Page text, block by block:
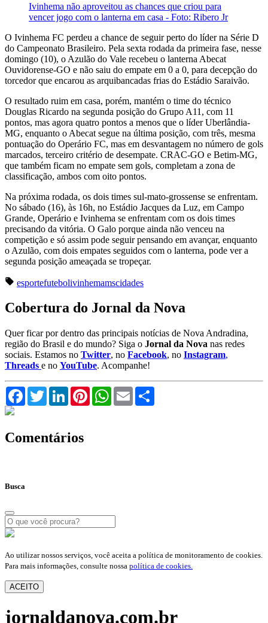
Ivinhema não aproveitou as chances que criou para
vencer jogo com o lanterna em casa - Foto: Ribero Jr
O Ivinhema FC perdeu a chance de seguir perto do líder na Série D
do Campeonato Brasileiro. Pela sexta rodada da primeira fase, nesse
domingo (10), o Azulão do Vale recebeu o lanterna Abecat
Ouvidorense-GO e não saiu do empate em 0 a 0, para decepção do
torcedor que encarou as arquibancadas frias do Estádio Saraivão.
O resultado ruim em casa, porém, mantém o time do técnico
Douglas Ricardo na segunda posição do Grupo A11, com 11
pontos, mas agora quatro pontos a menos que o líder Uberlândia-
MG, enquanto o Abecat segue na última posição, com três, mesma
pontuação do Operário FC, mas em desvantagem no número de gols
marcados, terceiro critério de desempate. CRAC-GO e Betim-MG,
que também ficam no empate sem gols, completam a zona de
classificação, ambos com oito pontos.
Na próxima rodada, os dois times sul-mato-grossense se enfrentam.
No sábado (16), às 16h, no Estádio Jacques da Luz, em Campo
Grande, Operário e Ivinhema se enfrentam com os dois times
precisando da vitória. O Galo porque ainda não venceu na
competição e só assim pode seguir pensando em avançar, enquanto
o Azulão, com dois empates seguidos com o lanterna, pode ver a
segunda posição ameaçada se tropeçar.
esportefutebolivinhemamscidades
Cobertura do Jornal da Nova
Quer ficar por dentro das principais notícias de Nova Andradina,
região do Brasil e do mundo? Siga o Jornal da Nova nas redes
sociais. Estamos no Twitter, no Facebook, no Instagram,
Threads e no YouTube. Acompanhe!
FacebookTwitterLinkedInPinterestWhatsApp
Email
Comentários
Busca
Ao utilizar nossos serviços, você aceita a política de monitoramento de cookies.
Para mais informações, consulte nossa política de cookies.
ACEITO
jornaldanova.com.br